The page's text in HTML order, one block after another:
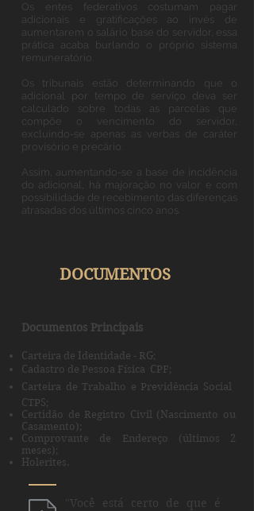
Os entes federativos costumam pagar
adicionais e gratificações ao invés de
aumentarem o salário base do servidor, essa
prática acaba burlando o próprio sistema
remuneratório.
Os tribunais estão determinando que o
adicional por tempo de serviço deva ser
calculado sobre todas as parcelas que
compõe o vencimento do servidor,
excluindo-se apenas as verbas de caráter
provisório e precário.
Assim, aumentando-se a base de incidência
do adicional, há majoração no valor e com
possibilidade de recebimento das diferenças
atrasadas dos últimos cinco anos.
DOCUMENTOS
Documentos Principais
Carteira de Identidade - RG;
Cadastro de Pessoa Física  CPF;
Carteira de Trabalho e Previdência Social 
CTPS;
Certidão de Registro Civil (Nascimento ou
Casamento);
Comprovante de Endereço (últimos 2
meses);
Holerites.
"Você está certo de que é